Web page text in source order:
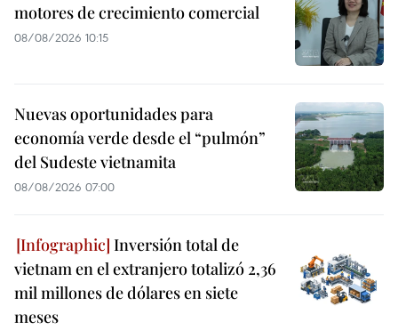
motores de crecimiento comercial
08/08/2026 10:15
Nuevas oportunidades para
economía verde desde el “pulmón”
del Sudeste vietnamita
08/08/2026 07:00
Inversión total de
vietnam en el extranjero totalizó 2,36
mil millones de dólares en siete
meses